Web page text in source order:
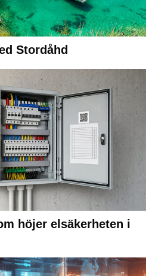
Stordåhd
höjer elsäkerheten i